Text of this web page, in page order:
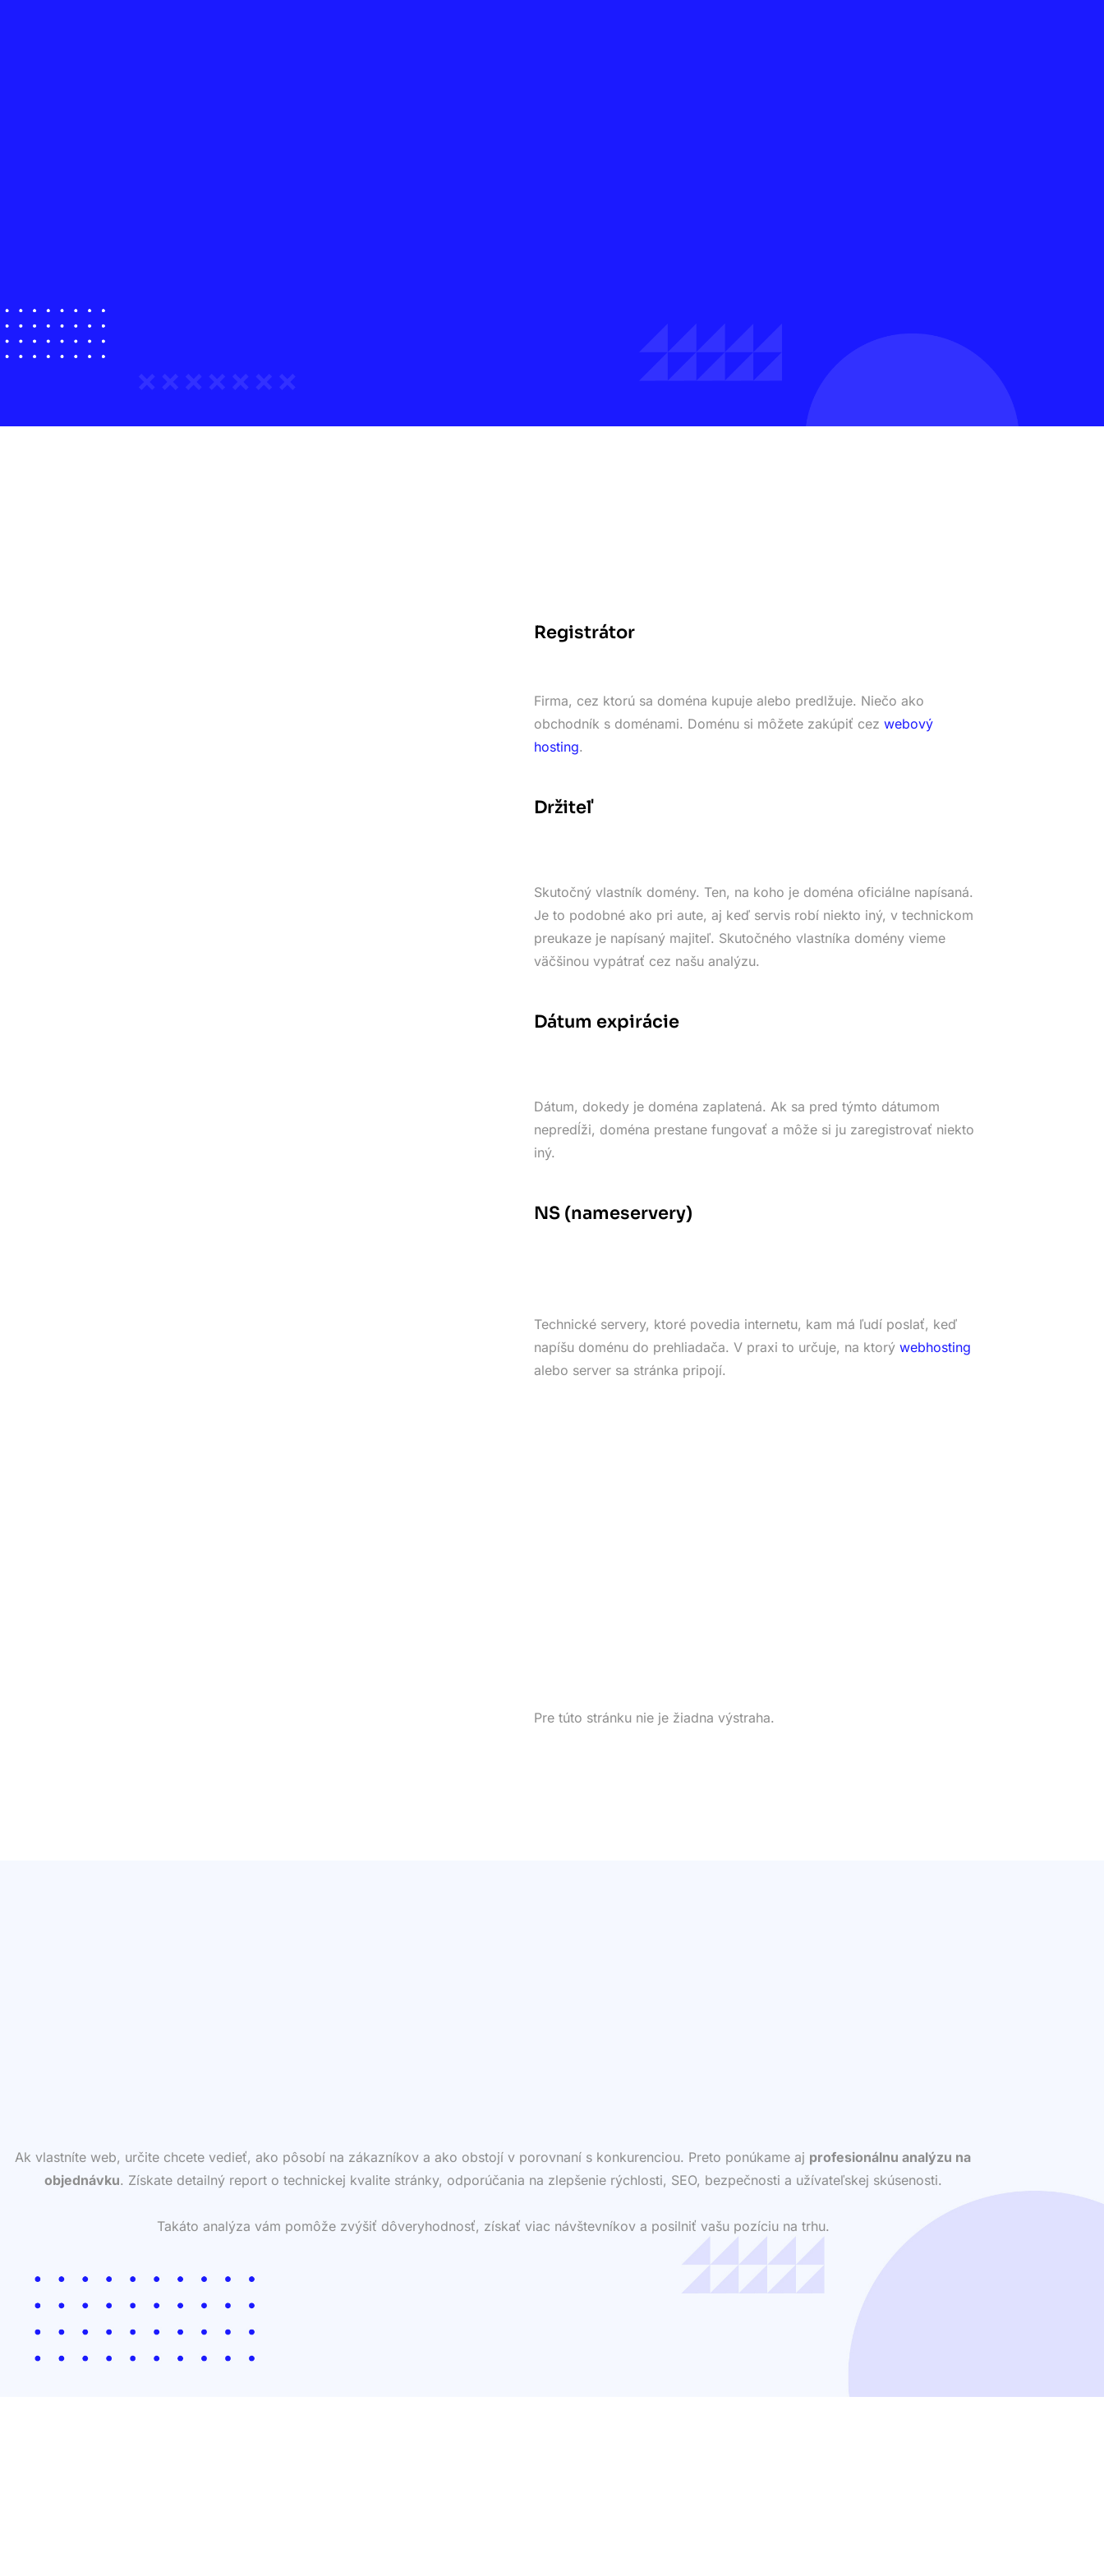
Registrátor
Firma, cez ktorú sa doména kupuje alebo predlžuje. Niečo ako
obchodník s doménami. Doménu si môžete zakúpiť cez webový
hosting.
Držiteľ
Skutočný vlastník domény. Ten, na koho je doména oficiálne napísaná.
Je to podobné ako pri aute, aj keď servis robí niekto iný, v technickom
preukaze je napísaný majiteľ. Skutočného vlastníka domény vieme
väčšinou vypátrať cez našu analýzu.
Dátum expirácie
Dátum, dokedy je doména zaplatená. Ak sa pred týmto dátumom
nepredĺži, doména prestane fungovať a môže si ju zaregistrovať niekto
iný.
NS (nameservery)
Technické servery, ktoré povedia internetu, kam má ľudí poslať, keď
napíšu doménu do prehliadača. V praxi to určuje, na ktorý webhosting
alebo server sa stránka pripojí.
Pre túto stránku nie je žiadna výstraha.
Ak vlastníte web, určite chcete vedieť, ako pôsobí na zákazníkov a ako obstojí v porovnaní s konkurenciou. Preto ponúkame aj profesionálnu analýzu na
objednávku. Získate detailný report o technickej kvalite stránky, odporúčania na zlepšenie rýchlosti, SEO, bezpečnosti a užívateľskej skúsenosti.
Takáto analýza vám pomôže zvýšiť dôveryhodnosť, získať viac návštevníkov a posilniť vašu pozíciu na trhu.